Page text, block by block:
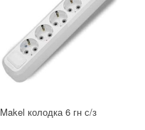
Makel колодка 6 гн с/з